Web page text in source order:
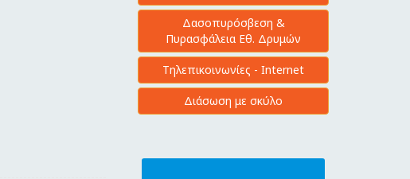
Δασοπυρόσβεση &
Πυρασφάλεια Εθ. Δρυμών
Τηλεπικοινωνίες - Internet
Διάσωση με σκύλο